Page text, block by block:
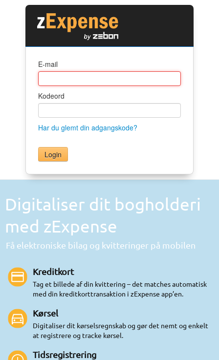
E-mail
Kodeord
Har du glemt din adgangskode?
Digitaliser dit bogholderi
med zExpense
Få elektroniske bilag og kvitteringer på mobilen
Kreditkort
Tag et billede af din kvittering – det matches automatisk
med din kreditkorttransaktion i zExpense app’en.
Kørsel
Digitaliser dit kørselsregnskab og gør det nemt og enkelt
at registrere og tracke kørsel.
Tids­registrering